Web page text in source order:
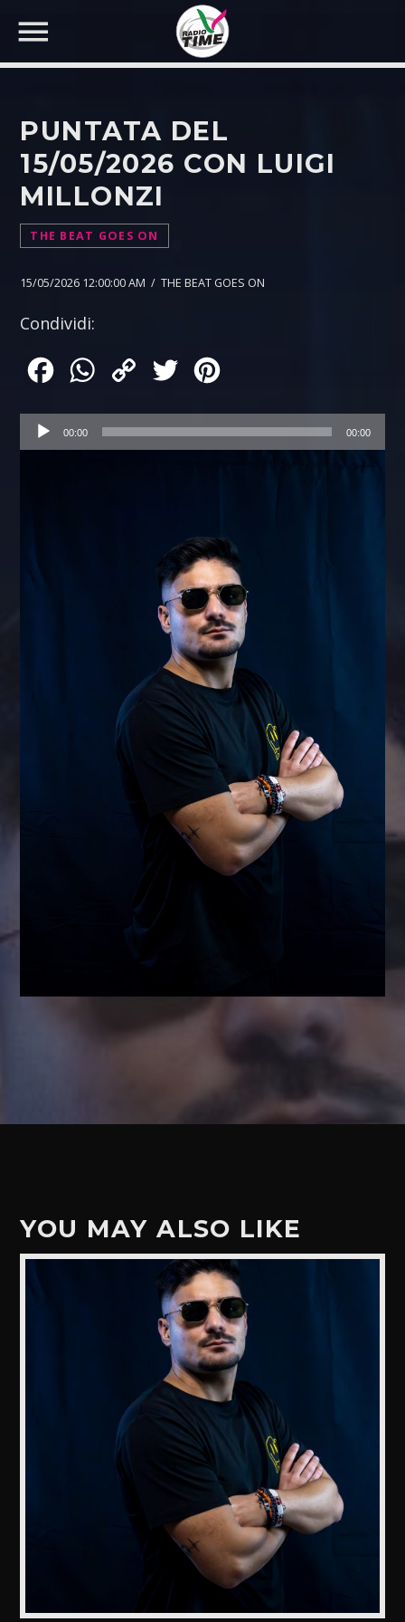
CERCA NEL SITO WEB:
PUNTATA DEL
15/05/2026 CON LUIGI
MILLONZI
THE BEAT GOES ON
15/05/2026 12:00:00 AM / THE BEAT GOES ON
Condividi:
FacebookWhatsApp
Copy
Twitter
Audio00:00 00:00
YOU MAY ALSO LIKE